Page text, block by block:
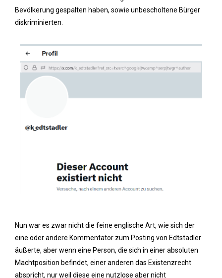
Bevölkerung gespalten haben, sowie unbescholtene Bürger
diskriminierten.
Nun war es zwar nicht die feine englische Art, wie sich der
eine oder andere Kommentator zum Posting von Edtstadler
äußerte, aber wenn eine Person, die sich in einer absoluten
Machtposition befindet, einer anderen das Existenzrecht
abspricht, nur weil diese eine nutzlose aber nicht